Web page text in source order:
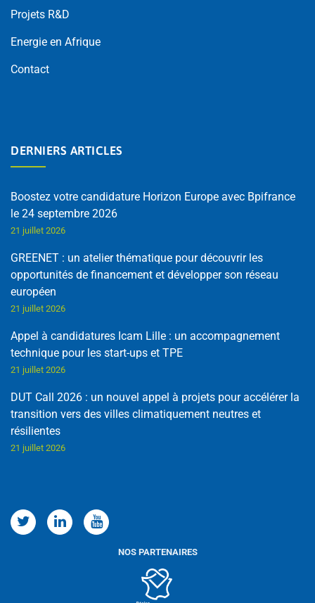
Projets R&D
Energie en Afrique
Contact
DERNIERS ARTICLES
Boostez votre candidature Horizon Europe avec Bpifrance
le 24 septembre 2026
21 juillet 2026
GREENET : un atelier thématique pour découvrir les
opportunités de financement et développer son réseau
européen
21 juillet 2026
Appel à candidatures Icam Lille : un accompagnement
technique pour les start-ups et TPE
21 juillet 2026
DUT Call 2026 : un nouvel appel à projets pour accélérer la
transition vers des villes climatiquement neutres et
résilientes
21 juillet 2026